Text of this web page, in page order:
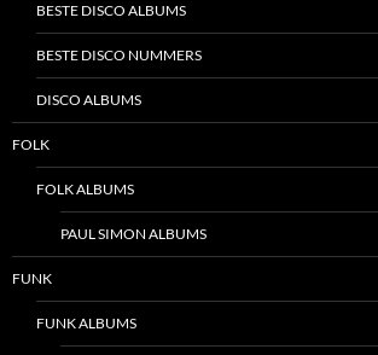
BESTE DISCO ALBUMS
BESTE DISCO NUMMERS
DISCO ALBUMS
FOLK
FOLK ALBUMS
PAUL SIMON ALBUMS
FUNK
FUNK ALBUMS